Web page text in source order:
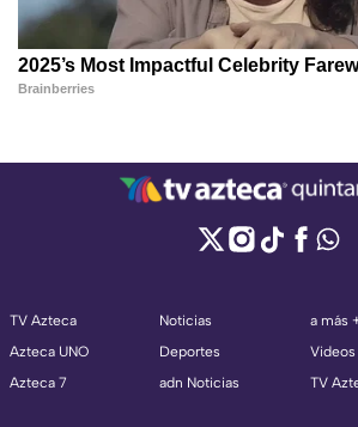
TV Azteca
Azteca UNO
Azteca 7
Noticias
Deportes
adn Noticias
a más
Videos
TV